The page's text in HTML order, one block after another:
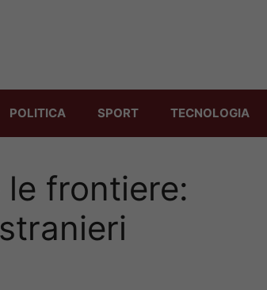
POLITICA SPORT TECNOLOGIA
le frontiere: